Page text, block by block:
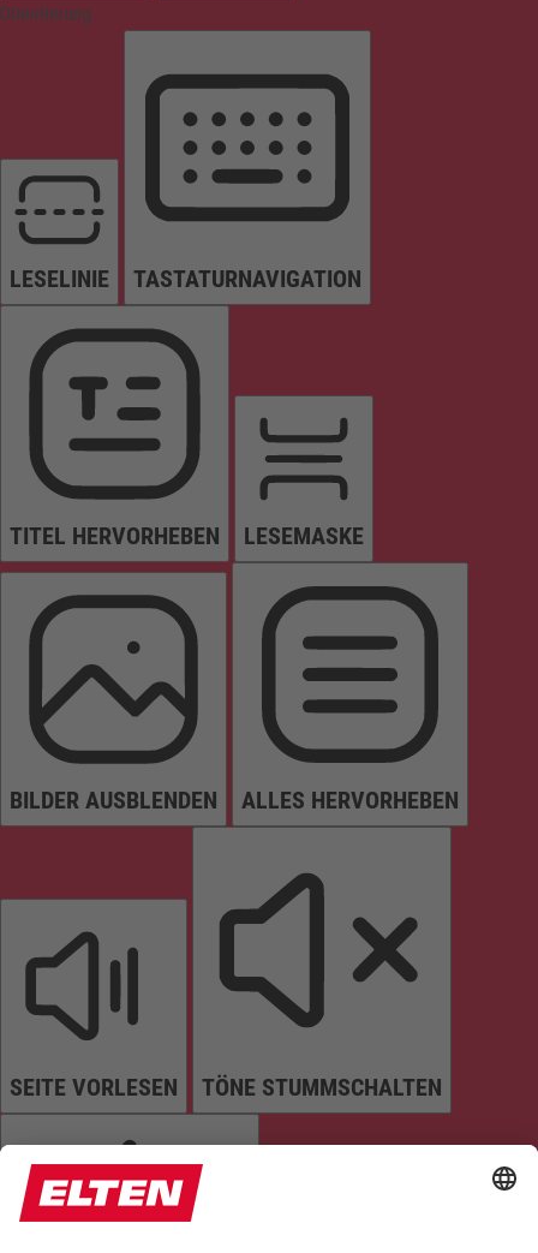
Orientierung
LESELINIE TASTATURNAVIGATION
TITEL HERVORHEBEN LESEMASKE
BILDER AUSBLENDEN ALLES HERVORHEBEN
SEITE VORLESEN TÖNE STUMMSCHALTEN